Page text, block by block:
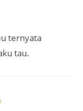
ternyata
tau.